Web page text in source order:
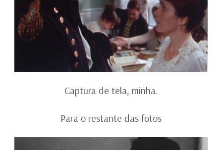
Captura de tela, minha.
Para o restante das fotos